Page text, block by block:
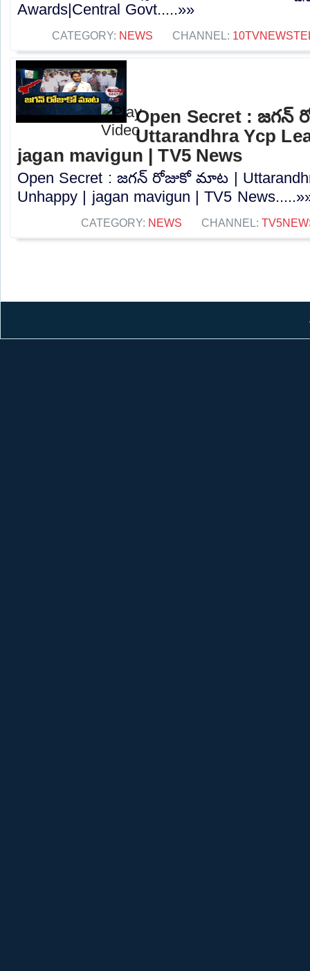
Awards|Central Govt.....»»
CATEGORY: NEWS CHANNEL:
Open Secret :
Uttarandhra Ycp
jagan mavigun | TV5 News
Open Secret : జగన్ రోజుకో మాట |
Unhappy | jagan mavigun | TV5
CATEGORY: NEWS CHANNEL: